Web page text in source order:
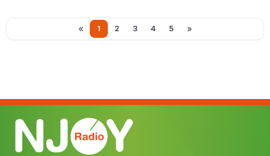
« 1 2 3 4 5 »